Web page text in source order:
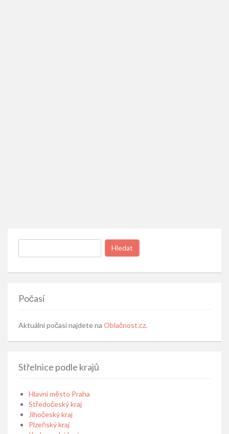
Vyhledávání
Počasí
Aktuální počasí najdete na Oblačnost.cz.
Střelnice podle krajů
Hlavní město Praha
Středočeský kraj
Jihočeský kraj
Plzeňský kraj